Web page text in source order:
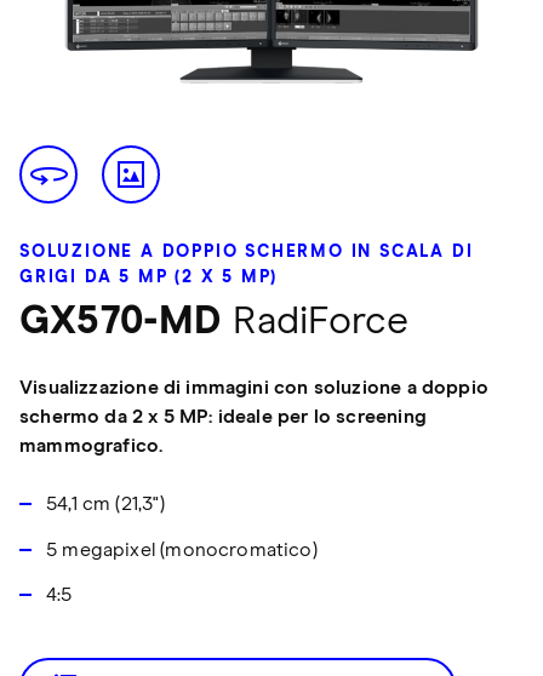
SOLUZIONE A DOPPIO SCHERMO IN SCALA DI
GRIGI DA 5 MP (2 X 5 MP)
GX570-MD RadiForce
Visualizzazione di immagini con soluzione a doppio
schermo da 2 x 5 MP: ideale per lo screening
mammografico.
54,1 cm (21,3")
5 megapixel (monocromatico)
4:5